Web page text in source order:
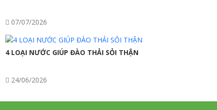
07/07/2026
4 LOẠI NƯỚC GIÚP ĐÀO THẢI SỎI THẬN
24/06/2026